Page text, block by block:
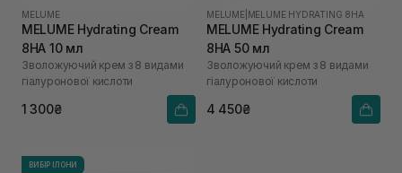
MELUME
MELUME Hydrating Cream
8HA 10 мл
Зволожуючий крем з 8 видами
гіалуронової кислоти
1 300₴
MELUME MELUME HYDRATING 8HA
MELUME Hydrating Cream
8HA 50 мл
Зволожуючий крем з 8 видами
гіалуронової кислоти
4 450₴
ВИБІР ІЛОНИ